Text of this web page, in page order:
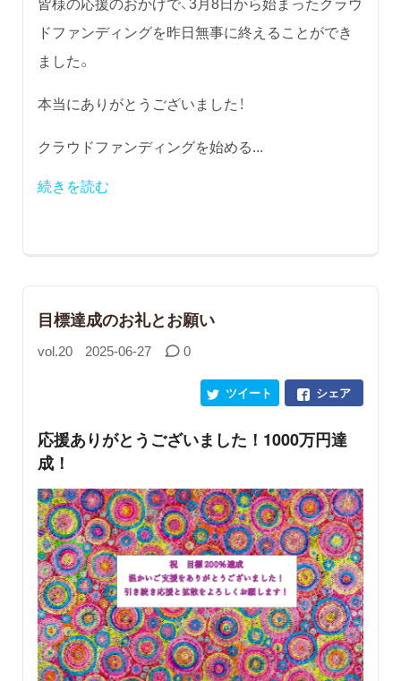
ドファンディングを昨日無事に終えることができ
ました。
本当にありがとうございました！
クラウドファンディングを始める...
続きを読む
目標達成のお礼とお願い
vol.20 2025-06-27 0
シェア
ツイート
応援ありがとうございました！1000万円達
成！